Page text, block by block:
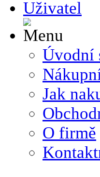
Úvodní
Jak
O firmě